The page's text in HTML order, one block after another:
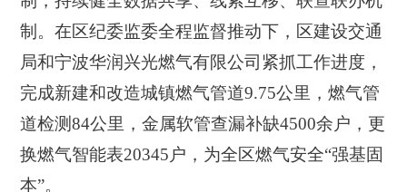
制。在区纪委监委全程监督推动下，区建设交通
局和宁波华润兴光燃气有限公司紧抓工作进度，
完成新建和改造城镇燃气管道9.75公里，燃气管
道检测84公里，金属软管查漏补缺4500余户，更
换燃气智能表20345户，为全区燃气安全“强基固
本”。